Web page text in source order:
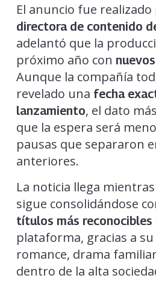
El anuncio fue
directora de contenido
adelantó que la
próximo año con
Aunque la compañía
revelado una fecha
lanzamiento, el dato
que la espera será
pausas que separaron
anteriores.
La noticia llega
sigue consolidándose
títulos más reconocibles
plataforma, gracias a su
romance, drama
dentro de la alta